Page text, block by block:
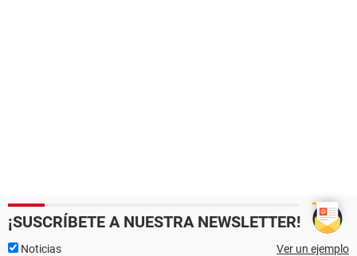
¡SUSCRÍBETE A NUESTRA NEWSLETTER!
Noticias Ver un ejemplo